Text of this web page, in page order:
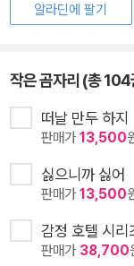
알라딘에 팔기
작은 곰자리 (총
떠날 만두 하지
판매가13,500
싫으니까 싫어
판매가13,500
감정 호텔 시
판매가 38,700